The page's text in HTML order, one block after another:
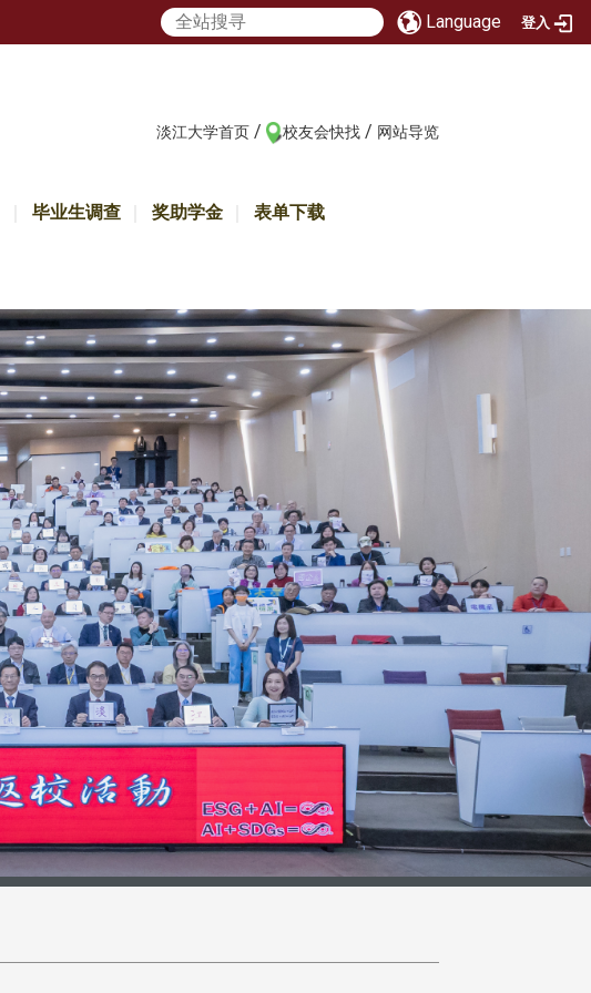
Language 登入
淡江大学首页 / 校友会快找 / 网站导览
毕业生调查 奖助学金 表单下载